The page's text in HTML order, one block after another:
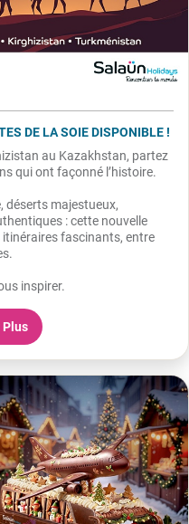
DE LA SOIE DISPONIBLE !
au Kazakhstan, partez
qui ont façonné l’histoire.
déserts majestueux,
: cette nouvelle
fascinants, entre
inspirer.
Plus